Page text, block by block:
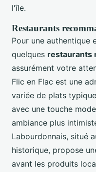
l'île.
Restaurants
Pour une authentique
quelques restaurants
assurément votre
Flic en Flac est une
variée de plats
avec une touche
ambiance plus
Labourdonnais, situé
historique, propose
avant les produits